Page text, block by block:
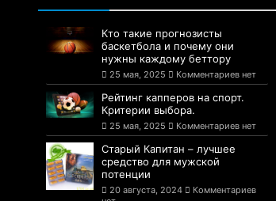
Кто такие прогнозисты
баскетбола и почему они
нужны каждому беттору
25 мая, 2025 Комментариев нет
Рейтинг капперов на спорт.
Критерии выбора.
25 мая, 2025 Комментариев нет
Старый Капитан – лучшее
средство для мужской
потенции
20 августа, 2024
Комментариев